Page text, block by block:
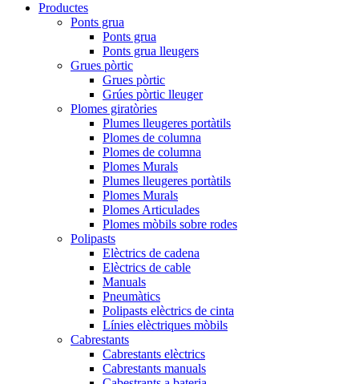
Productes
Ponts grua
Ponts grua
Ponts grua lleugers
Grues pòrtic
Grues pòrtic
Grúes pòrtic lleuger
Plomes giratòries
Plumes lleugeres portàtils
Plomes de columna
Plomes de columna
Plomes Murals
Plumes lleugeres portàtils
Plomes Murals
Plomes Articulades
Plomes mòbils sobre rodes
Polipasts
Elèctrics de cadena
Elèctrics de cable
Manuals
Pneumàtics
Polipasts elèctrics de cinta
Línies elèctriques mòbils
Cabrestants
Cabrestants elèctrics
Cabrestants manuals